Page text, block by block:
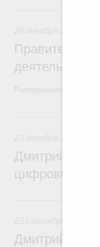
деятельности
Дмитрий
Дмитрий